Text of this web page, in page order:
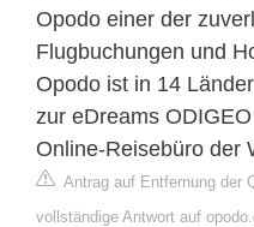
Opodo einer der
Flugbuchungen und
Opodo ist in 14
zur eDreams
Online-Reisebüro der
Antrag auf Entfernung der
vollständige Antwort auf